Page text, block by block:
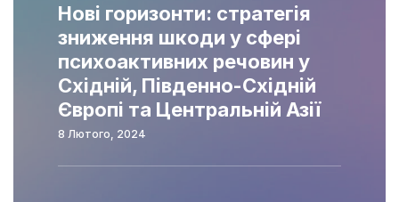
Нові горизонти: стратегія
зниження шкоди у сфері
психоактивних речовин у
Східній, Південно-Східній
Європі та Центральній Азії
8 Лютого, 2024